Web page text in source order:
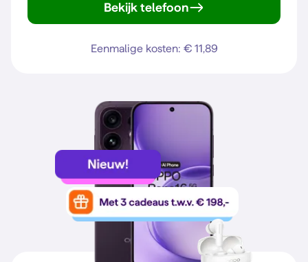
Bekijk telefoon
Eenmalige kosten: € 11,89